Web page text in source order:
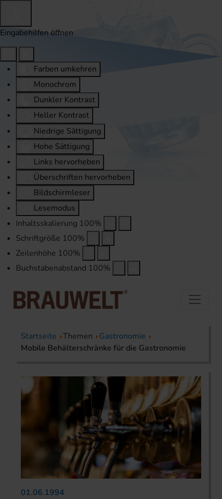
Eingabehilfen öffnen
Farben umkehren
Monochrom
Dunkler Kontrast
Heller Kontrast
Niedrige Sättigung
Hohe Sättigung
Links hervorheben
Überschriften hervorheben
Bildschirmleser
Lesemodus
Inhaltsskalierung 100%
Schriftgröße 100%
Zeilenhöhe 100%
Buchstabenabstand 100%
Startseite Themen
Gastronomie
Mobile Behälterschränke für die Gastronomie
01.06.1994